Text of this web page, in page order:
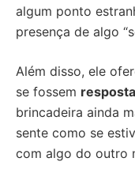
algum ponto
presença de algo
Além disso, ele
se fossem
brincadeira ainda
sente como se
com algo do outro